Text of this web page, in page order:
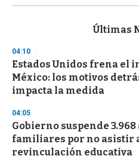
s
d
s
o
f
3
s
e
c
o
n
Últimas
04:10
Estados Unidos frena el
México: los motivos
impacta la medida
04:05
Gobierno suspende
familiares por no asistir
revinculación educativa